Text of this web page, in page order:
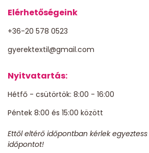
Elérhetőségeink
+36-20 578 0523
gyerektextil@gmail.com
Nyitvatartás:
Hétfő - csütörtök: 8:00 - 16:00
Péntek 8:00 és 15:00 között
Ettől eltérő időpontban kérlek
időpontot!